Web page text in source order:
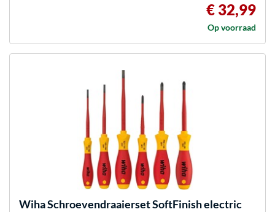
€ 32,99
Op voorraad
WihaSchroevendraaierset SoftFinish electric